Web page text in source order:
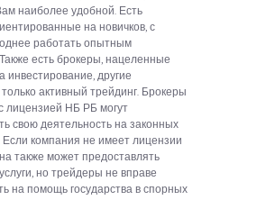
наиболее удобной. Есть
на новичков, с
работать опытным
есть брокеры, нацеленные
инвестирование, другие
активный трейдинг. Брокеры
лицензией НБ РБ могут
свою деятельность на законных
Если компания не имеет лицензии
также может предоставлять
но трейдеры не вправе
на помощь государства в спорных